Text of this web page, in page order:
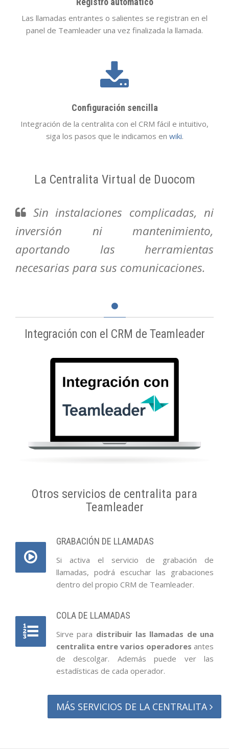
Las llamadas entrantes o salientes se registran en el
panel de Teamleader una vez finalizada la llamada.
Configuración sencilla
Integración de la centralita con el CRM fácil e intuitivo,
siga los pasos que le indicamos en wiki.
La Centralita Virtual de Duocom
Sin instalaciones complicadas, ni
inversión ni mantenimiento,
aportando las herramientas
necesarias para sus comunicaciones.
Integración con el CRM de Teamleader
Otros servicios de centralita para
Teamleader
GRABACIÓN DE LLAMADAS
Si activa el servicio de grabación de
llamadas, podrá escuchar las grabaciones
dentro del propio CRM de Teamleader.
COLA DE LLAMADAS
Sirve para distribuir las llamadas de una
centralita entre varios operadores antes
de descolgar. Además puede ver las
estadísticas de cada operador.
MÁS SERVICIOS DE LA CENTRALITA